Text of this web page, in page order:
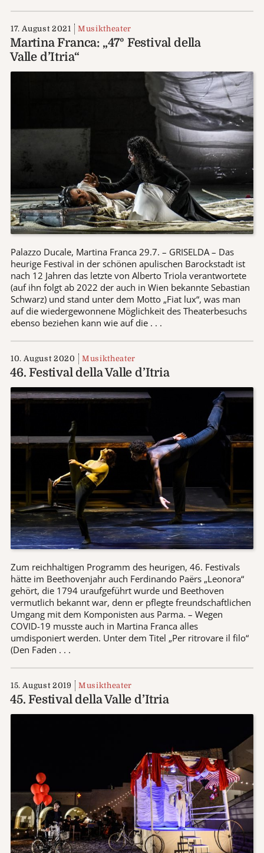
17. August 2021 Musiktheater
Martina Franca: „47º Festival della
Valle d’Itria“
Palazzo Ducale, Martina Franca 29.7. – GRISELDA – Das
heurige Festival in der schönen apulischen Barockstadt ist
nach 12 Jahren das letzte von Alberto Triola verantwortete
(auf ihn folgt ab 2022 der auch in Wien bekannte Sebastian
Schwarz) und stand unter dem Motto „Fiat lux“, was man
auf die wiedergewonnene Möglichkeit des Theaterbesuchs
ebenso beziehen kann wie auf die . . .
10. August 2020 Musiktheater
46. Festival della Valle d’Itria
Zum reichhaltigen Programm des heurigen, 46. Festivals
hätte im Beethovenjahr auch Ferdinando Paërs „Leonora“
gehört, die 1794 uraufgeführt wurde und Beethoven
vermutlich bekannt war, denn er pflegte freundschaftlichen
Umgang mit dem Komponisten aus Parma. – Wegen
COVID-19 musste auch in Martina Franca alles
umdisponiert werden. Unter dem Titel „Per ritrovare il filo“
(Den Faden . . .
15. August 2019 Musiktheater
45. Festival della Valle d’Itria